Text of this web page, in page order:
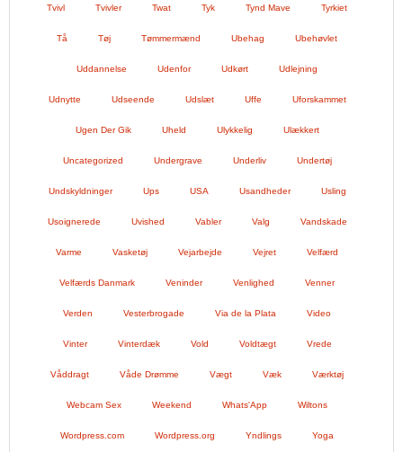
Tvivl Tvivler Twat Tyk Tynd Mave Tyrkiet
Tå Tøj Tømmermænd Ubehag Ubehøvlet
Uddannelse Udenfor Udkørt Udlejning
Udnytte Udseende Udslæt Uffe Uforskammet
Ugen Der Gik Uheld Ulykkelig Ulækkert
Uncategorized Undergrave Underliv Undertøj
Undskyldninger Ups USA Usandheder Usling
Usoignerede Uvished Vabler Valg Vandskade
Varme Vasketøj Vejarbejde Vejret Velfærd
Velfærds Danmark Veninder Venlighed Venner
Verden Vesterbrogade Via de la Plata Video
Vinter Vinterdæk Vold Voldtægt Vrede
Våddragt Våde Drømme Vægt Væk Værktøj
Webcam Sex Weekend Whats'App Wiltons
Wordpress.com Wordpress.org Yndlings Yoga